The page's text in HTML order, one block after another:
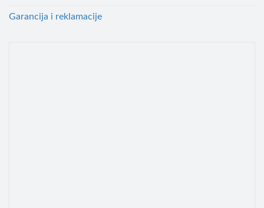
Garancija i reklamacije